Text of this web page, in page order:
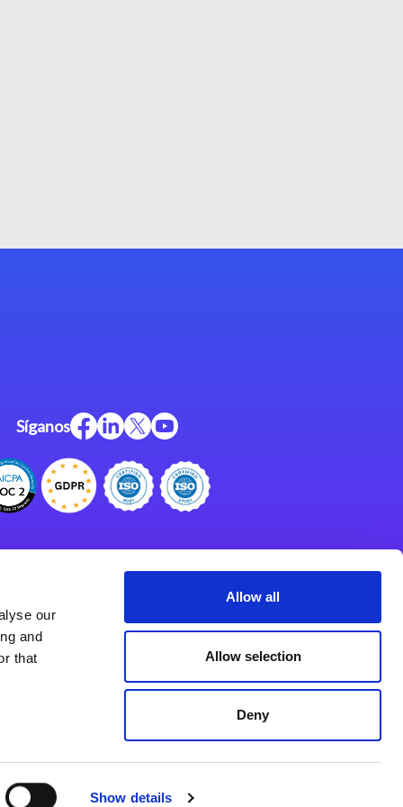
our
and
that
Show details
Allow all
Allow selection
Deny
Síganos
Programa de Asociados